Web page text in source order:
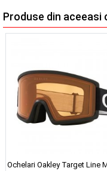
Produse din aceeasi
Ochelari Oakley Target Line